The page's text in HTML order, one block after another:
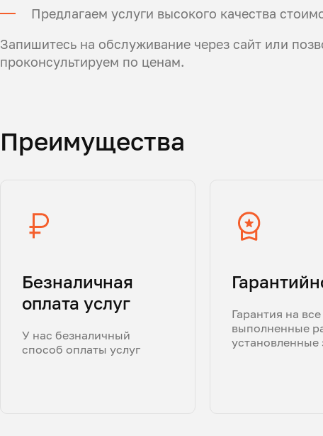
Предлагаем услуги высокого качества
Запишитесь на обслуживание через сайт или
проконсультируем по ценам.
Преимущества
Безналичная
оплата услуг
У нас безналичный
способ оплаты услуг
Гарантия на все
выполненные
установленные